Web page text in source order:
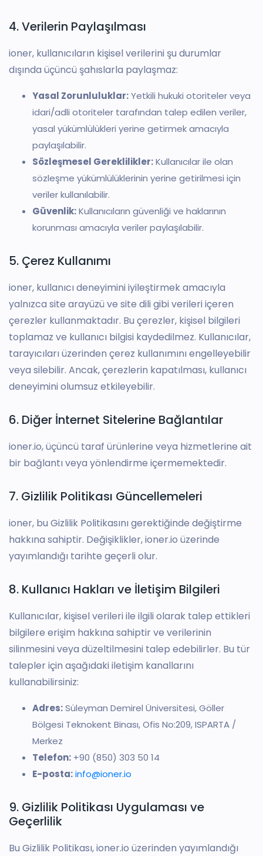
4. Verilerin Paylaşılması
ioner, kullanıcıların kişisel verilerini şu durumlar
dışında üçüncü şahıslarla paylaşmaz:
Yasal Zorunluluklar:Yetkili hukuki otoriteler veya
idari/adli otoriteler tarafından talep edilen veriler,
yasal yükümlülükleri yerine getirmek amacıyla
paylaşılabilir.
Sözleşmesel Gereklilikler:Kullanıcılar ile olan
sözleşme yükümlülüklerinin yerine getirilmesi için
veriler kullanılabilir.
Güvenlik:Kullanıcıların güvenliği ve haklarının
korunması amacıyla veriler paylaşılabilir.
5. Çerez Kullanımı
ioner, kullanıcı deneyimini iyileştirmek amacıyla
yalnızca site arayüzü ve site dili gibi verileri içeren
çerezler kullanmaktadır. Bu çerezler, kişisel bilgileri
toplamaz ve kullanıcı bilgisi kaydedilmez. Kullanıcılar,
tarayıcıları üzerinden çerez kullanımını engelleyebilir
veya silebilir. Ancak, çerezlerin kapatılması, kullanıcı
deneyimini olumsuz etkileyebilir.
6. Diğer İnternet Sitelerine Bağlantılar
ioner.io, üçüncü taraf ürünlerine veya hizmetlerine ait
bir bağlantı veya yönlendirme içermemektedir.
7. Gizlilik Politikası Güncellemeleri
ioner, bu Gizlilik Politikasını gerektiğinde değiştirme
hakkına sahiptir. Değişiklikler, ioner.io üzerinde
yayımlandığı tarihte geçerli olur.
8. Kullanıcı Hakları ve İletişim Bilgileri
Kullanıcılar, kişisel verileri ile ilgili olarak talep ettikleri
bilgilere erişim hakkına sahiptir ve verilerinin
silinmesini veya düzeltilmesini talep edebilirler. Bu tür
talepler için aşağıdaki iletişim kanallarını
kullanabilirsiniz:
Adres:Süleyman Demirel Üniversitesi, Göller
Bölgesi Teknokent Binası, Ofis No:209, ISPARTA /
Merkez
Telefon: +90 (850) 303 50 14
E-posta:info@ioner.io
9. Gizlilik Politikası Uygulaması ve
Geçerlilik
Bu Gizlilik Politikası, ioner.io üzerinden yayımlandığı